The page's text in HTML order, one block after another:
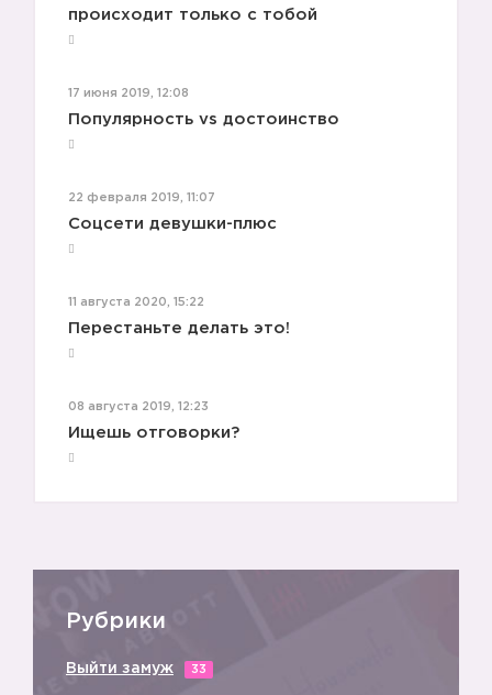
происходит только с тобой
17 июня 2019, 12:08
Популярность vs достоинство
22 февраля 2019, 11:07
Соцсети девушки-плюс
11 августа 2020, 15:22
Перестаньте делать это!
08 августа 2019, 12:23
Ищешь отговорки?
Рубрики
Выйти замуж 33